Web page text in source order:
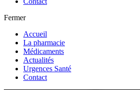
Fermer
Accueil
La pharmacie
Médicaments
Actualités
Urgences Santé
Contact